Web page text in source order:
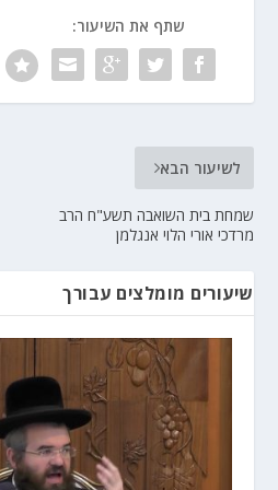
שתף את השיעור:
לשיעור הבא
שמחת בית השואבה תשע"ח הרב
מרדכי אורי הלוי אנגלמן
שיעורים מומלצים עבורך